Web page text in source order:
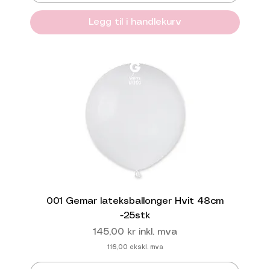
Legg til i handlekurv
001 Gemar lateksballonger Hvit 48cm
-25stk
Pris
145,00 kr inkl. mva
116,00 ekskl. mva